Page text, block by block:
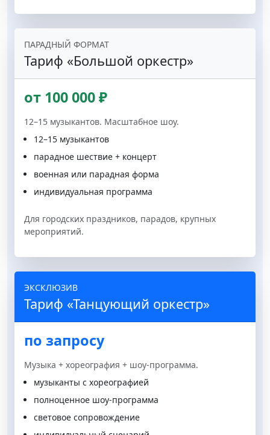
ПАРАДНЫЙ ФОРМАТ
Тариф «Большой оркестр»
от 100 000 ₽
12–15 музыкантов. Масштабное шоу.
12–15 музыкантов
парадное шествие + концерт
военная или парадная форма
индивидуальная программа
Для городских праздников, парадов, крупных
мероприятий.
ЭКСКЛЮЗИВ
Тариф «Танцующий оркестр»
по запросу
Музыка + хореография + шоу-программа.
музыканты с хореографией
полноценное шоу-программа
световое сопровождение